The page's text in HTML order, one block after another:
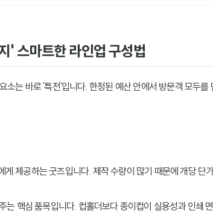
' 스마트한 라인업 구성법
소는 바로 '특전'입니다. 한정된 예산 안에서 방문객 모두
제공하는 굿즈입니다. 제작 수량이 많기 때문에 개당 단
는 핵심 품목입니다. 컵홀더보다 종이컵이 실용성과 인쇄